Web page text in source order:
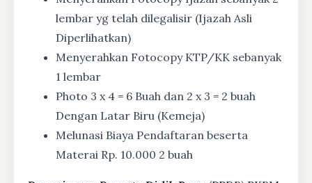
lembar yg telah dilegalisir (Ijazah Asli
Diperlihatkan)
Menyerahkan Fotocopy KTP/KK sebanyak
1 lembar
Photo 3 x 4 = 6 Buah dan 2 x 3 = 2 buah
Dengan Latar Biru (Kemeja)
Melunasi Biaya Pendaftaran beserta
Materai Rp. 10.000 2 buah